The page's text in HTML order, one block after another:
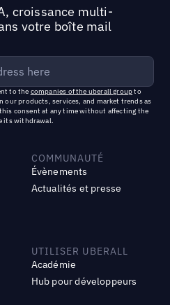
croissance multi-
votre boîte mail
to the companies of the uberall groupto
our products, services, and market trends as
consent at any time without affecting the
its withdrawal.
COMMUNAUTÉ
Évènements
Actualités et presse
UTILISER UBERALL
Académie
Hub pour développeurs